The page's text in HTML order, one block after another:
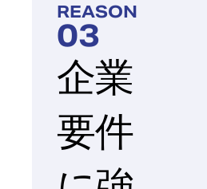
REASON
03
企業
要件